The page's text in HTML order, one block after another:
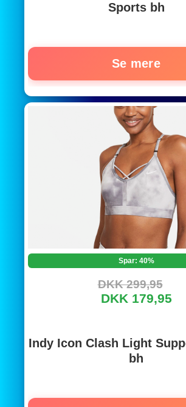
Sports bh
Se mere
Spar: 40%
DKK 299,95
DKK 179,95
Indy Icon Clash Light
bh